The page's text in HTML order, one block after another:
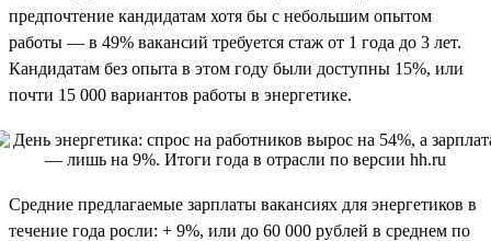
предпочтение кандидатам хотя бы с небольшим опытом
работы — в 49% вакансий требуется стаж от 1 года до 3 лет.
Кандидатам без опыта в этом году были доступны 15%, или
почти 15 000 вариантов работы в энергетике.
Средние предлагаемые зарплаты вакансиях для энергетиков в
течение года росли: + 9%, или до 60 000 рублей в среднем по